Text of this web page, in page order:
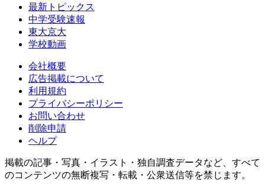
最新トピックス
中学受験速報
東大京大
学校動画
会社概要
広告掲載について
利用規約
プライバシーポリシー
お問い合わせ
削除申請
ヘルプ
掲載の記事・写真・イラスト・独自調査データなど、すべて
のコンテンツの無断複写・転載・公衆送信等を禁じます。